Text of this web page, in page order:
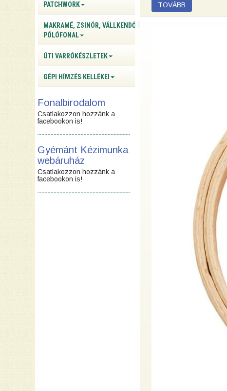
PATCHWORK
MAKRAMÉ, ZSINÓR, VÁLLKENDŐ ÉS
PÓLÓFONAL
ÚTI VARRÓKÉSZLETEK
GÉPI HÍMZÉS KELLÉKEI
Fonalbirodalom
Csatlakozzon hozzánk a
facebookon is!
Gyémánt Kézimunka
webáruház
Csatlakozzon hozzánk a
facebookon is!